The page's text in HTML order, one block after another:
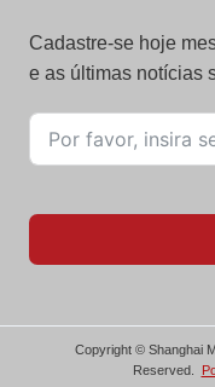
Cadastre-se hoje
e as últimas notícias
Copyright © Shanghai
Reserved.